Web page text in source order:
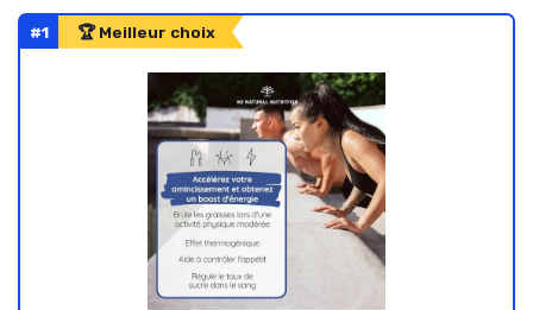
#1 🏆 Meilleur choix